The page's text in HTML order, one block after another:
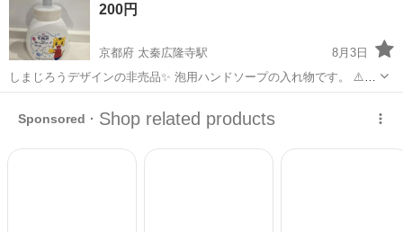
300円～の格安食堂あり！《佐...
200円
京都府 太秦広隆寺駅
8月3日
しまじろうデザインの非売品✨ 泡用ハンドソープの入れ物です。 ⚠️中
身は空です!! しまじろうすきなお子様などは 手洗い時テンションあが
るかも🤭？笑